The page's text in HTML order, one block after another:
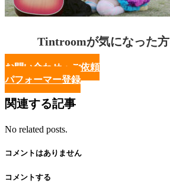
Tintroomが気になった方
お問い合わせ・ご依頼
パフォーマー登録
関連する記事
No related posts.
コメントはありません
コメントする